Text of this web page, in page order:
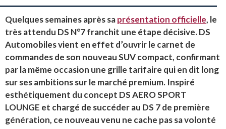
Quelques semaines après saprésentation officielle, le
très attendu DS N°7 franchit une étape décisive.DS
Automobiles vient en effet d’ouvrir le carnet de
commandes de son nouveau SUV compact, confirmant
par la même occasion une grille tarifaire qui en dit long
sur ses ambitions sur le marché premium. Inspiré
esthétiquement du concept DS AERO SPORT
LOUNGE et chargé de succéder au DS 7 de première
génération, ce nouveau venu ne cache pas sa volonté